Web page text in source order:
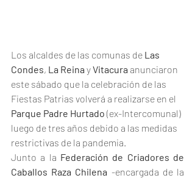
Los alcaldes de las comunas de Las
Condes, La Reina y Vitacura anunciaron
este sábado que la celebración de las
Fiestas Patrias volverá a realizarse en el
Parque Padre Hurtado (ex-Intercomunal)
luego de tres años debido a las medidas
restrictivas de la pandemia.
Junto a la Federación de Criadores de
Caballos Raza Chilena -encargada de la